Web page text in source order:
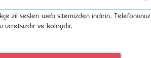
zil sesleri web sitemizden indirin. Telefonunuz
ücretsizdir ve kolaydır.